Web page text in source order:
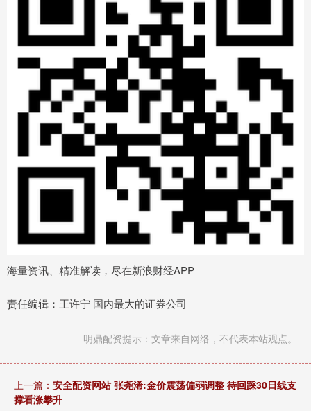
海量资讯、精准解读，尽在新浪财经APP
责任编辑：王许宁 国内最大的证券公司
明鼎配资提示：文章来自网络，不代表本站观点。
上一篇： 安全配资网站 张尧浠:金价震荡偏弱调整 待回踩30日线支
撑看涨攀升